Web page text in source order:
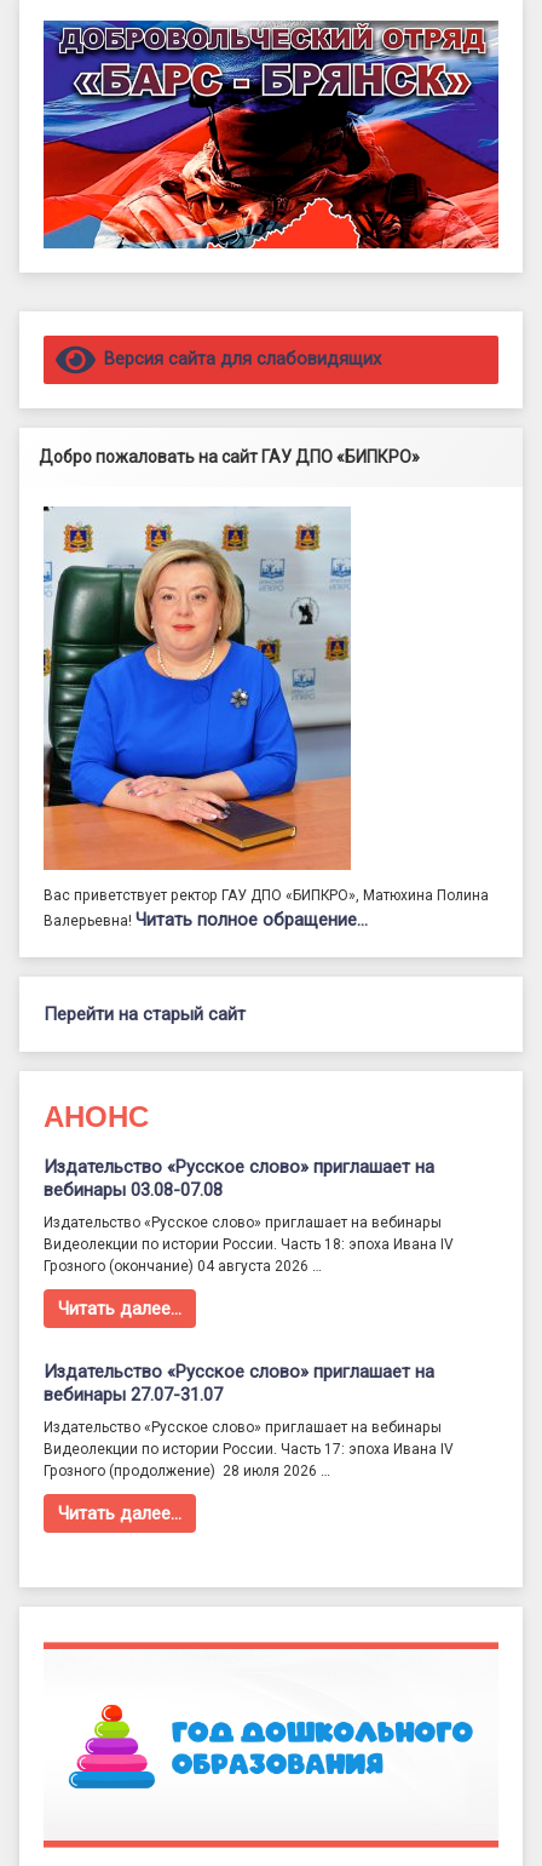
Правый сайдбар
Версия сайта для слабовидящих
Добро пожаловать на сайт ГАУ ДПО «БИПКРО»
Вас приветствует ректор ГАУ ДПО «БИПКРО», Матюхина Полина
Валерьевна! Читать полное обращение…
Перейти на старый сайт
АНОНС
Издательство «Русское слово» приглашает на
вебинары 03.08-07.08
Издательство «Русское слово» приглашает на вебинары
Видеолекции по истории России. Часть 18: эпоха Ивана IV
Грозного (окончание) 04 августа 2026 …
Читать далее…
Издательство «Русское слово» приглашает на
вебинары 27.07-31.07
Издательство «Русское слово» приглашает на вебинары
Видеолекции по истории России. Часть 17: эпоха Ивана IV
Грозного (продолжение) 28 июля 2026 …
Читать далее…